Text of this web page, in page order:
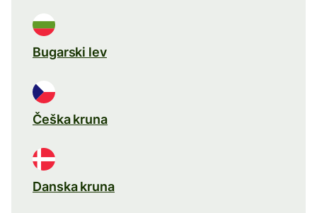
Bugarski lev
Češka kruna
Danska kruna